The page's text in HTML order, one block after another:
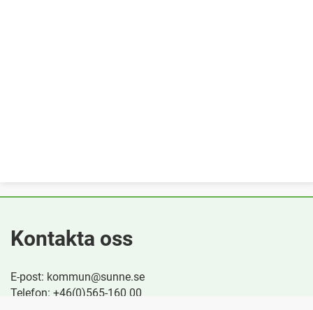
Kontakta oss
E-post: kommun@sunne.se
Telefon: +46(0)565-160 00